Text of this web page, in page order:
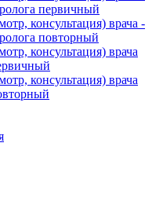
первичный
консультация) врача -
повторный
консультация) врача
консультация) врача